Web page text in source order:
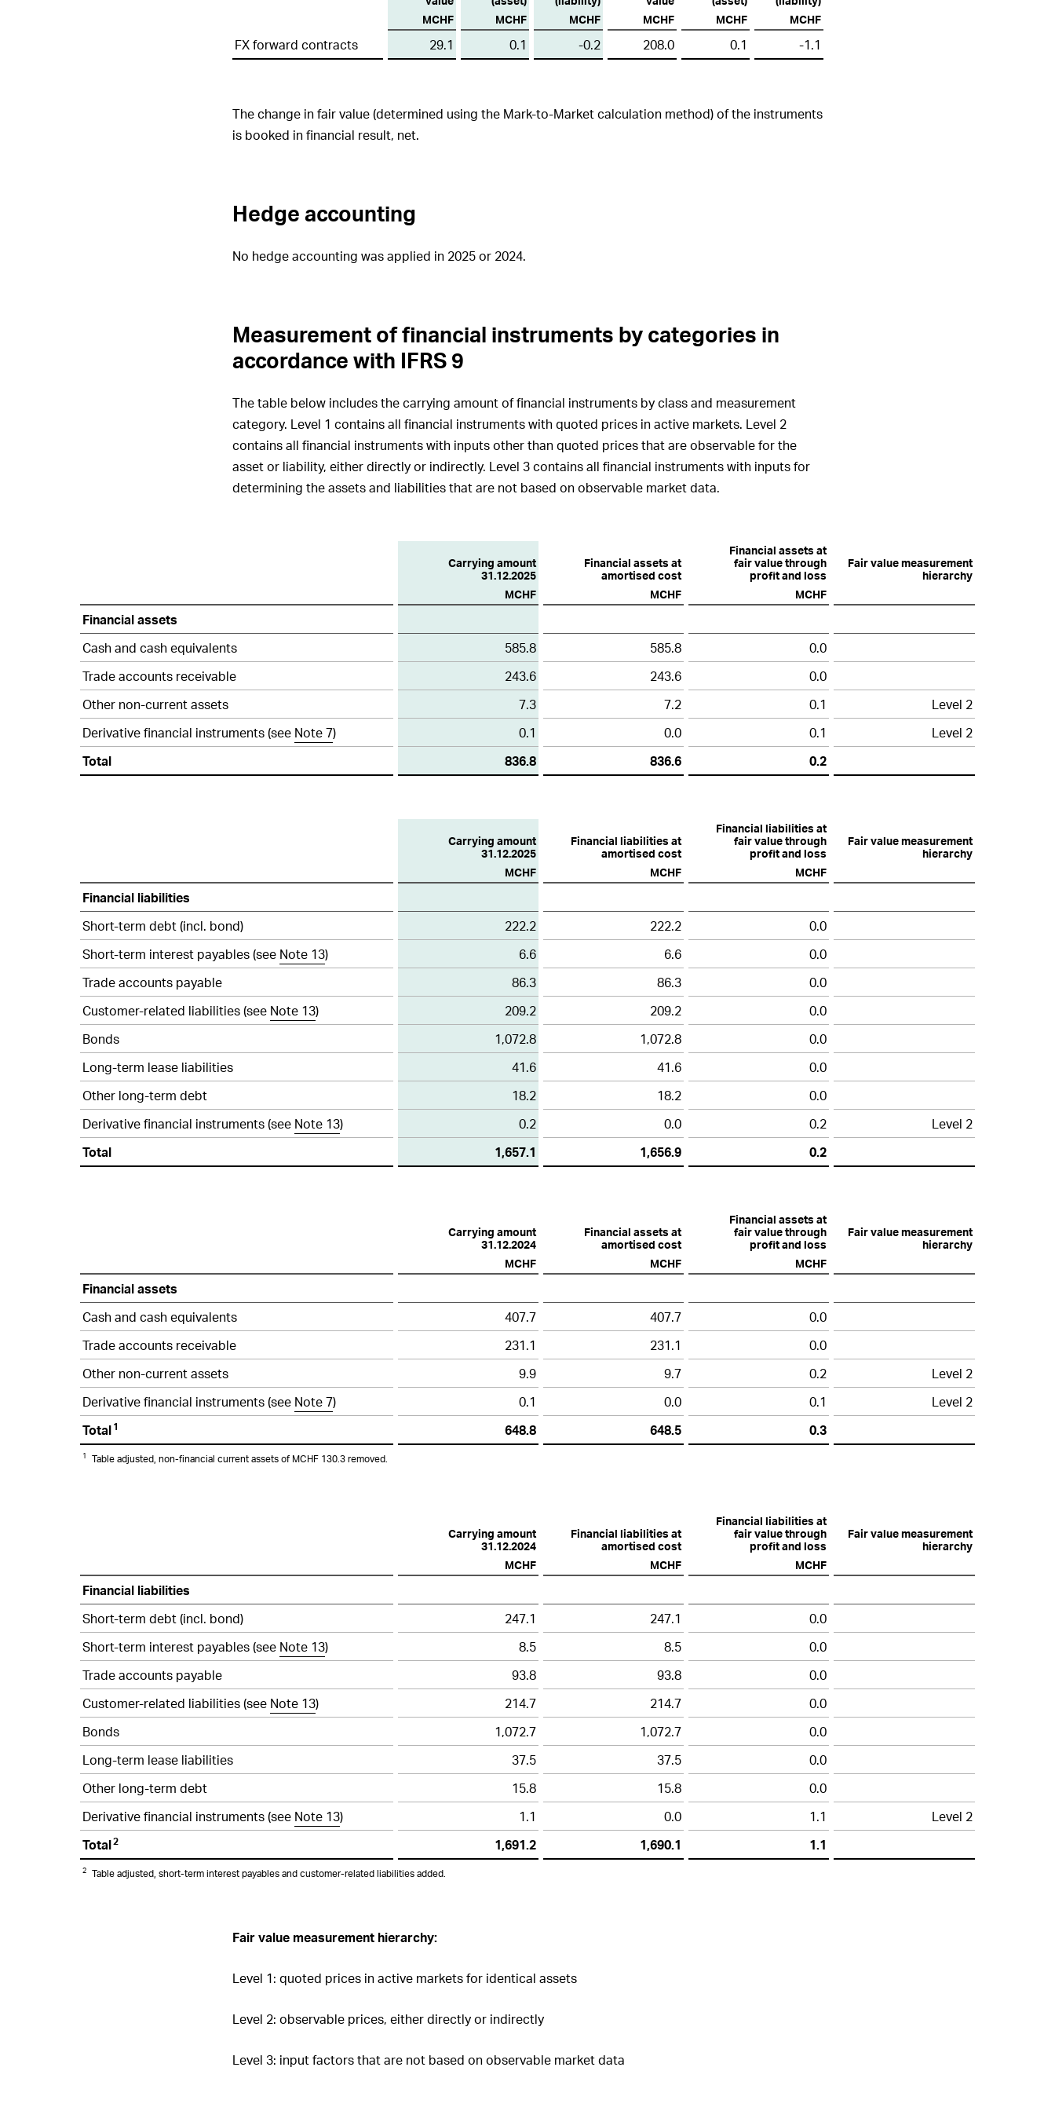
Konzernleitung in anderen
12. Bericht der Revisionsstelle
Financial
instruments
foreign
exchange
contracts
MCHF
MCHF MCHF MCHF MCHF MCHF
FX forward contracts 29.1 0.1 -0.2 208.0 0.1 -1.1
The change in fair value (determined using the Mark-to-Market calculation method) of the instruments
is booked in financial result, net.
Hedge accounting
No hedge accounting was applied in 2025 or 2024.
Measurement of financial instruments by categories in
accordance with IFRS 9
The table below includes the carrying amount of financial instruments by class and measurement
category. Level 1 contains all financial instruments with quoted prices in active markets. Level 2
contains all financial instruments with inputs other than quoted prices that are observable for the
asset or liability, either directly or indirectly. Level 3 contains all financial instruments with inputs for
determining the assets and liabilities that are not based on observable market data.
Financial
instruments
–
IFRS
9
measurement
–
Financial
assets
2025
Carrying amount
31.12.2025
Financial assets at
amortised cost
Financial assets at
fair value through
profit and loss
Fair value measurement
hierarchy
MCHF
MCHF MCHF
Financial assets
Cash and cash equivalents
585.8 585.8
0.0
Trade accounts receivable
243.6 243.6
0.0
Other non-current assets
7.3 7.2 0.1
Level 2
Derivative financial instruments (see Note 7) 0.1 0.0 0.1
Level 2
Total
836.8 836.6 0.2
Financial
instruments
–
IFRS
9
measurement
–
Financial
liabilities
2025
Carrying amount
31.12.2025
Financial liabilities at
amortised cost
Financial liabilities at
fair value through
profit and loss
Fair value measurement
hierarchy
MCHF
MCHF MCHF
Financial liabilities
Short-term debt (incl. bond)
222.2 222.2
0.0
Short-term interest payables (see Note 13) 6.6 6.6
0.0
Trade accounts payable
86.3 86.3
0.0
Customer-related liabilities (see Note 13) 209.2 209.2
0.0
Bonds
1,072.8 1,072.8
0.0
Long-term lease liabilities
41.6 41.6
0.0
Other long-term debt
18.2 18.2
0.0
Derivative financial instruments (see Note 13) 0.2 0.0 0.2
Level 2
Total
1,657.1 1,656.9 0.2
Financial
instruments
–
IFRS
9
measurement
–
Financial
assets
2024
Carrying amount
31.12.2024
Financial assets at
amortised cost
Financial assets at
fair value through
profit and loss
Fair value measurement
hierarchy
MCHF
MCHF MCHF
Financial assets
Cash and cash equivalents
407.7 407.7
0.0
Trade accounts receivable
231.1 231.1
0.0
Other non-current assets
9.9 9.7 0.2
Level 2
Derivative financial instruments (see Note 7) 0.1 0.0 0.1
Level 2
Total 1 648.8 648.5 0.3
1 Table adjusted, non-financial current assets of MCHF 130.3 removed.
Financial
instruments
–
IFRS
9
measurement
–
Financial
liabilities
2024
Carrying amount
31.12.2024
Financial liabilities at
amortised cost
Financial liabilities at
fair value through
profit and loss
Fair value measurement
hierarchy
MCHF
MCHF MCHF
Financial liabilities
Short-term debt (incl. bond)
247.1 247.1
0.0
Short-term interest payables (see Note 13) 8.5 8.5
0.0
Trade accounts payable
93.8 93.8
0.0
Customer-related liabilities (see Note 13) 214.7 214.7
0.0
Bonds
1,072.7 1,072.7
0.0
Long-term lease liabilities
37.5 37.5
0.0
Other long-term debt
15.8 15.8
0.0
Derivative financial instruments (see Note 13) 1.1 0.0 1.1
Level 2
Total2 1,691.2 1,690.1 1.1
2 Table adjusted, short-term interest payables and customer-related liabilities added.
Fair value measurement hierarchy:
Level 1: quoted prices in active markets for identical assets
Level 2: observable prices, either directly or indirectly
Level 3: input factors that are not based on observable market data